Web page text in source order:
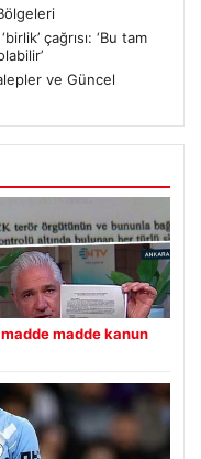
çağrısı: ‘Bu tam
ve Güncel
madde kanun